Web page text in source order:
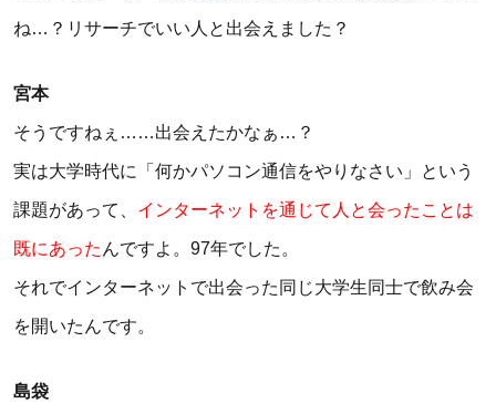
ね…？リサーチでいい人と出会えました？
宮本
そうですねぇ……出会えたかなぁ…？
実は大学時代に「何かパソコン通信をやりなさい」という
課題があって、 インターネットを通じて人と会ったことは
既にあった んですよ。97年でした。
それでインターネットで出会った同じ大学生同士で飲み会
を開いたんです。
島袋